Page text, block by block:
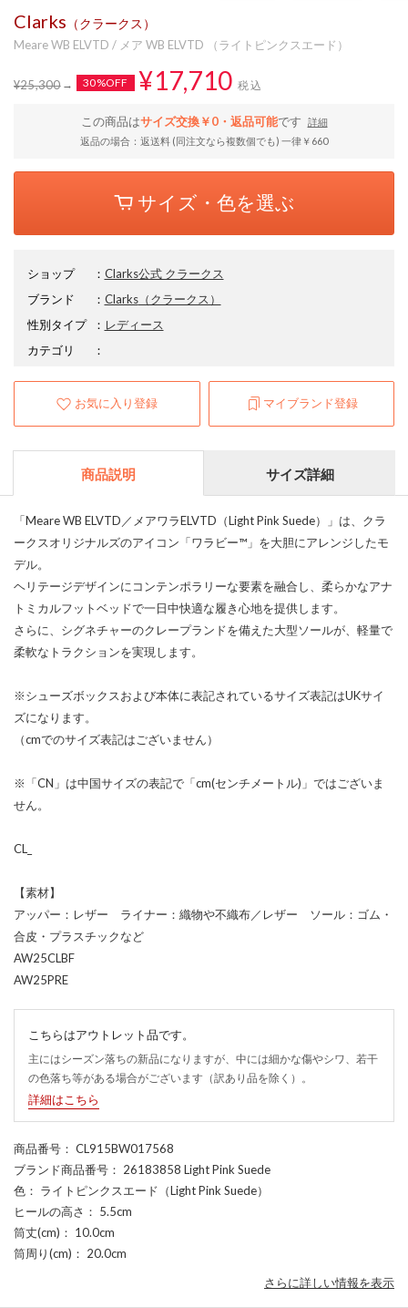
Clarks （クラークス）
Meare WB ELVTD / メア WB ELVTD （ライトピンクスエード）
¥25,300 30%OFF ¥17,710 税込
この商品はサイズ交換￥0・返品可能です
詳細
返品の場合：返送料 (同注文なら複数個でも) 一律￥660
サイズ・色を選ぶ
ショップ ： Clarks公式 クラークス
ブランド
： Clarks（クラークス）
性別タイプ
： レディース
カテゴリ
：
お気に入り登録 マイブランド登録
商品説明 サイズ詳細
「Meare WB ELVTD／メアワラELVTD（Light Pink Suede）」は、クラ
ークスオリジナルズのアイコン「ワラビー™」を大胆にアレンジしたモ
デル。
ヘリテージデザインにコンテンポラリーな要素を融合し、柔らかなアナ
トミカルフットベッドで一日中快適な履き心地を提供します。
さらに、シグネチャーのクレープランドを備えた大型ソールが、軽量で
柔軟なトラクションを実現します。
※シューズボックスおよび本体に表記されているサイズ表記はUKサイ
ズになります。
（cmでのサイズ表記はございません）
※「CN」は中国サイズの表記で「cm(センチメートル)」ではございま
せん。
CL_
【素材】
アッパー：レザー ライナー：織物や不織布／レザー ソール：ゴム・
合皮・プラスチックなど
AW25CLBF
AW25PRE
こちらはアウトレット品です。
主にはシーズン落ちの新品になりますが、中には細かな傷やシワ、若干
の色落ち等がある場合がございます（訳あり品を除く）。
詳細はこちら
商品番号 ： CL915BW017568
ブランド商品番号 ： 26183858 Light Pink Suede
色 ： ライトピンクスエード（Light Pink Suede）
ヒールの高さ ： 5.5cm
筒丈(cm) ： 10.0cm
筒周り(cm) ： 20.0cm
さらに詳しい情報を表示